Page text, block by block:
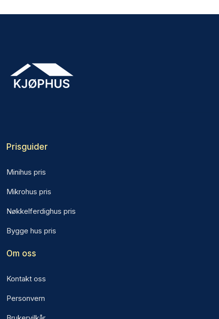
Prisguider
Minihus pris
Mikrohus pris
Nøkkelferdighus pris
Bygge hus pris
Om oss
Kontakt oss
Personvern